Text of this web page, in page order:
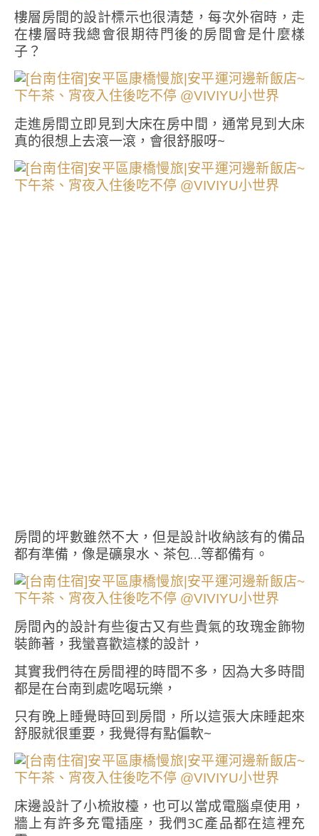
樓層房間的設計標示也很清楚，每次外宿時，走
在樓層時我總會很期待門後的房間會是什麼樣
子？
走進房間立即見到大床在房中間，通常見到大床
真的很想上去滾一滾，會很舒服呀~
房間的坪數雖然不大，但是設計收納該有的備品
都有準備，像是礦泉水、茶包…等都備有。
房間內的設計有些復古又有些貴氣的玫瑰金飾物
裝飾著，我蠻喜歡這樣的設計，
其實我們待在房間裡的時間不多，因為大多時間
都是在台南到處吃喝玩樂，
只有晚上睡覺時回到房間，所以這張大床睡起來
舒服就很重要，我覺得有點偏軟~
床邊設計了小梳妝檯，也可以當成電腦桌使用，
牆上有許多充電插座，我們3C產品都在這裡充